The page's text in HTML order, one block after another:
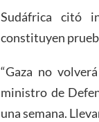
Sudáfrica citó
constituyen
“Gaza no
ministro de
una semana.